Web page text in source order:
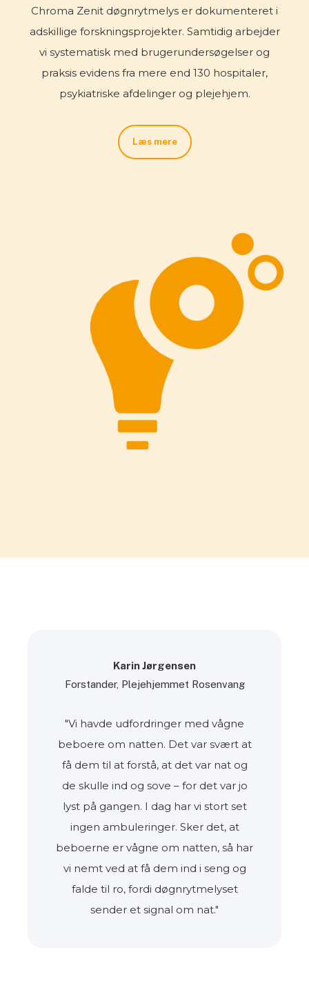
Chroma Zenit døgnrytmelys er dokumenteret i
adskillige forskningsprojekter. Samtidig arbejder
vi systematisk med brugerundersøgelser og
praksis evidens fra mere end 130 hospitaler,
psykiatriske afdelinger og plejehjem.
Læs mere
Karin Jørgensen
Forstander, Plejehjemmet Rosenvang
"Vi havde udfordringer med vågne
beboere om natten. Det var svært at
få dem til at forstå, at det var nat og
de skulle ind og sove – for det var jo
lyst på gangen. I dag har vi stort set
ingen ambuleringer. Sker det, at
beboerne er vågne om natten, så har
vi nemt ved at få dem ind i seng og
falde til ro, fordi døgnrytmelyset
sender et signal om nat."